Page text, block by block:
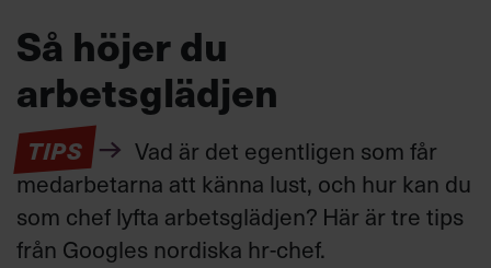
Så höjer du
arbetsglädjen
TIPS
Vad är det egentligen som får
medarbetarna att känna lust, och hur kan du
som chef lyfta arbetsglädjen? Här är tre tips
från Googles nordiska hr-chef.